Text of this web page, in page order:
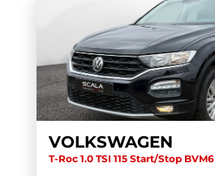
VOLKSWAGEN
T-Roc 1.0 TSI 115 Start/Stop BVM6